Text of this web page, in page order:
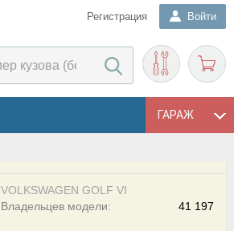
Регистрация Войти
ГАРАЖ
VOLKSWAGEN GOLF VI
41 197
Владельцев модели: